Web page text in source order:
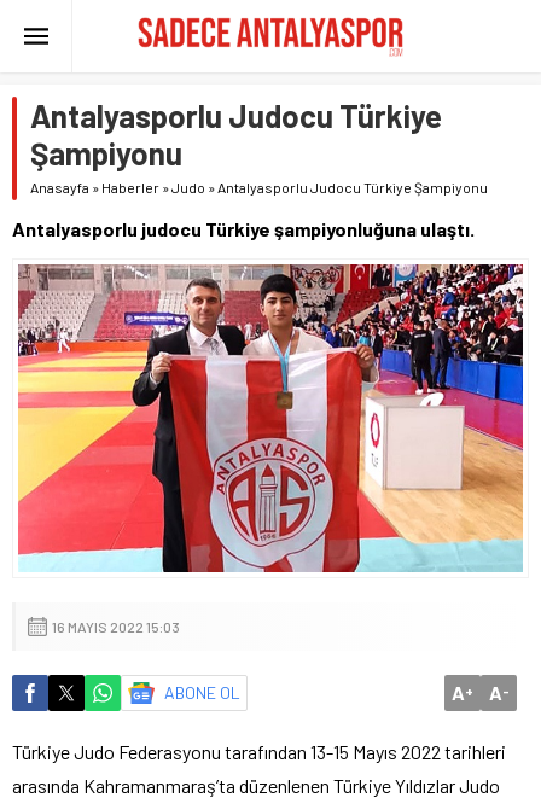
Antalyasporlu Judocu Türkiye
Şampiyonu
Anasayfa » Haberler »Judo »Antalyasporlu Judocu Türkiye Şampiyonu
Antalyasporlu judocu Türkiye şampiyonluğuna ulaştı.
16 MAYIS 2022 15:03
ABONE OL A+ A-
Türkiye Judo Federasyonu tarafından 13-15 Mayıs 2022 tarihleri
arasında Kahramanmaraş’ta düzenlenen Türkiye Yıldızlar Judo